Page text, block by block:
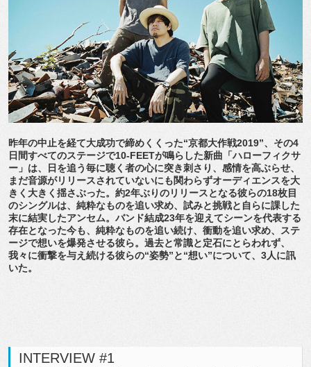
昨年の中止を経て大成功で締めくくった“京都大作戦2019”、その4
日間すべてのステージで10-FEETが鳴らした新曲「ハローフィクサ
ー」は、日を追う毎に聴く者の心に突き刺さり、感情を高ぶらせ、
まだ音源がリリースされていないにも関わらずオーディエンスを大
きく大きく揺さぶった。約2年ぶりのリリースとなる彼らの18枚目
のシングルは、純粋なものを追い求め、試みと挑戦と自らに課した
末に結実したアンセム。バンド結成23年を迎えてシーンを代表する
存在となった今も、純粋なものを追い続け、衝動を追い求め、ステ
ージで想いを爆発させる彼ら。過去と常識と定石にとらわれず、
我々に衝撃を与え続ける彼らの“姿勢”と“想い”について、3人に訊
いた。
INTERVIEW #1